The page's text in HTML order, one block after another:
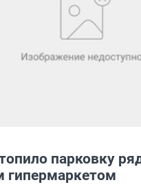
парковку
гипермаркетом